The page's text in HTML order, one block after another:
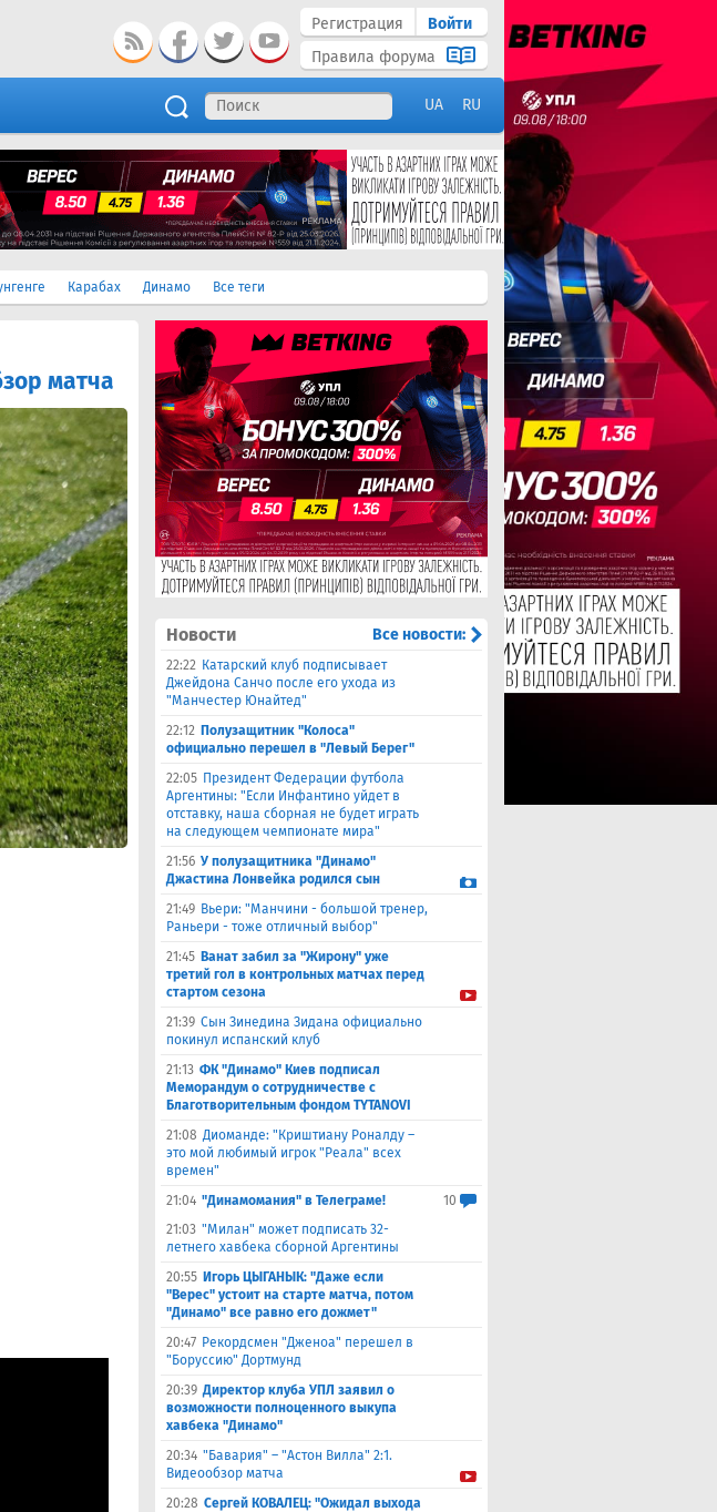
Регистрация
Войти
Правила форума
UA RU
Карабах Динамо Все теги
матча
Новости Все новости:
22:22 Катарский клуб подписывает
Джейдона Санчо после его ухода из
"Манчестер Юнайтед"
22:12 Полузащитник "Колоса"
официально перешел в "Левый Берег"
22:05 Президент Федерации футбола
Аргентины: "Если Инфантино уйдет в
отставку, наша сборная не будет играть
на следующем чемпионате мира"
21:56 У полузащитника "Динамо"
Джастина Лонвейка родился сын
21:49 Вьери: "Манчини - большой тренер,
Раньери - тоже отличный выбор"
21:45 Ванат забил за "Жирону" уже
третий гол в контрольных матчах перед
стартом сезона
21:39 Сын Зинедина Зидана официально
покинул испанский клуб
21:13 ФК "Динамо" Киев подписал
Меморандум о сотрудничестве с
Благотворительным фондом TYTANOVI
21:08 Диоманде: "Криштиану Роналду –
это мой любимый игрок "Реала" всех
времен"
21:04 "Динамомания" в Телеграме!
10
21:03 "Милан" может подписать 32-
летнего хавбека сборной Аргентины
20:55 Игорь ЦЫГАНЫК: "Даже если
"Верес" устоит на старте матча, потом
"Динамо" все равно его дожмет"
20:47 Рекордсмен "Дженоа" перешел в
"Боруссию" Дортмунд
20:39 Директор клуба УПЛ заявил о
возможности полноценного выкупа
хавбека "Динамо"
20:34 "Бавария" – "Астон Вилла" 2:1.
Видеообзор матча
20:28 Сергей КОВАЛЕЦ: "Ожидал выхода